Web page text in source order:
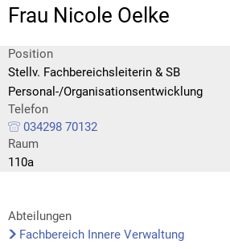
Frau Nicole Oelke
Position
Stellv. Fachbereichsleiterin & SB
Personal-/Organisationsentwicklung
Telefon
034298 70132
Raum
110a
Abteilungen
Fachbereich Innere Verwaltung